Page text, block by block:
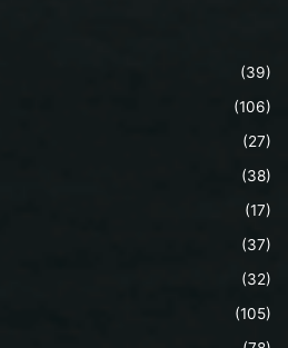
(39)
(106)
(27)
(38)
(17)
(37)
(32)
(105)